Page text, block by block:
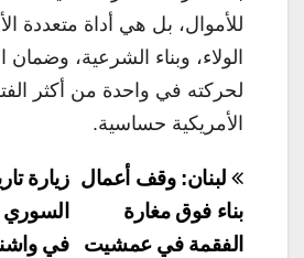
للأموال، بل هي أداة متعددة
الولاء، وبناء الشرعية، وضمان
لحركته في واحدة من أكثر
الأمريكية حساسية.
تصفّح
المقالات
زيارة
في
لبنان: وقف أعمال
بناء فوق مغارة
الفقمة في عمشيت